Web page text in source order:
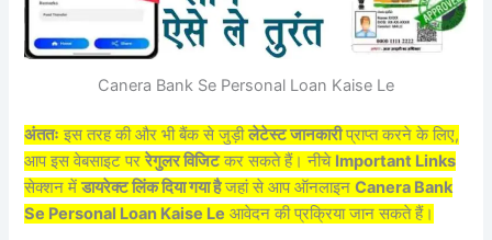
Canera Bank Se Personal Loan Kaise Le
अंततः इस तरह की और भी बैंक से जुड़ीलेटेस्ट जानकारीप्राप्त करने के लिए,
आप इस वेबसाइट पररेगुलर विजिटकर सकते हैं। नीचे Important Links
सेक्शन मेंडायरेक्ट लिंक दिया गया हैजहां से आप ऑनलाइनCanera Bank
Se Personal Loan Kaise Le आवेदन की प्रक्रिया जान सकते हैं।